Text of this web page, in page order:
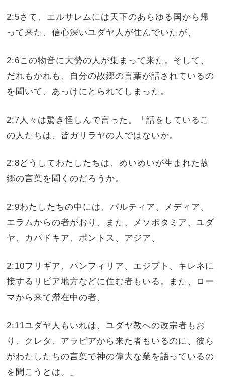
2:5さて、エルサレムには天下のあらゆる国から帰
って来た、信心深いユダヤ人が住んでいたが、
2:6この物音に大勢の人が集まって来た。そして、
だれもかれも、自分の故郷の言葉が話されているの
を聞いて、あっけにとられてしまった。
2:7人々は驚き怪しんで言った。「話をしているこ
の人たちは、皆ガリラヤの人ではないか。
2:8どうしてわたしたちは、めいめいが生まれた故
郷の言葉を聞くのだろうか。
2:9わたしたちの中には、パルティア、メディア、
エラムからの者がおり、また、メソポタミア、ユダ
ヤ、カパドキア、ポントス、アジア、
2:10フリギア、パンフィリア、エジプト、キレネに
接するリビア地方などに住む者もいる。また、ロー
マから来て滞在中の者、
2:11ユダヤ人もいれば、ユダヤ教への改宗者もお
り、クレタ、アラビアから来た者もいるのに、彼ら
がわたしたちの言葉で神の偉大な業を語っているの
を聞こうとは。」